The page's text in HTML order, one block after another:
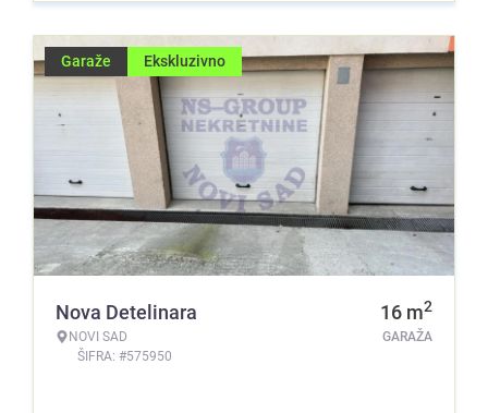
Garaže Ekskluzivno
Nova Detelinara
NOVI SAD
ŠIFRA: #575950
16 m2
GARAŽA